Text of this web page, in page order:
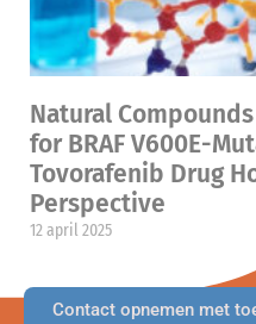
Natural
for BRAF V600E-
Tovorafenib Drug
Perspective
12 april 2025
Contact opnemen met